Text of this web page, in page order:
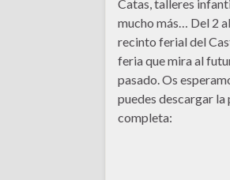
Catas, talleres
mucho más… Del 2
recinto ferial del
feria que mira al
pasado. Os
puedes descargar
completa: